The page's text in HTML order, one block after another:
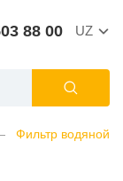
88 00 UZ
Фильтр водяной